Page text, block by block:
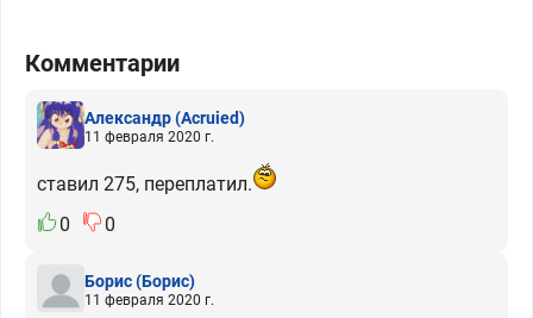
Комментарии
Александр(Acruied)
11 февраля 2020 г.
ставил 275, переплатил.
0
0
Борис(Борис)
11 февраля 2020 г.